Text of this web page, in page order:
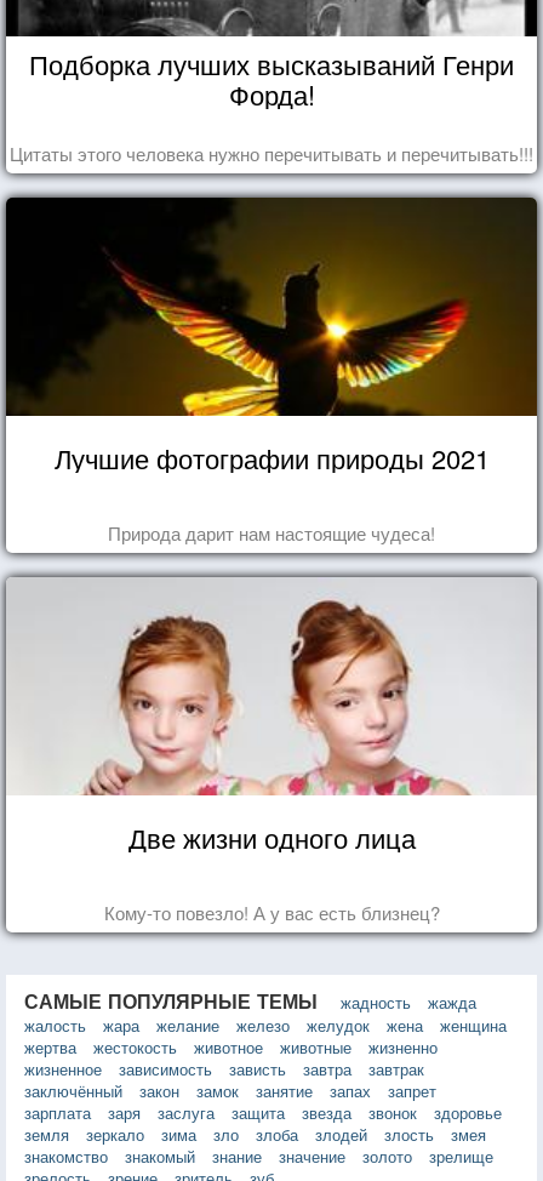
Подборка лучших высказываний Генри
Форда!
Цитаты этого человека нужно перечитывать и перечитывать!!!
Лучшие фотографии природы 2021
Природа дарит нам настоящие чудеса!
Две жизни одного лица
Кому-то повезло! А у вас есть близнец?
САМЫЕ ПОПУЛЯРНЫЕ ТЕМЫ жадность
жажда
жалость
жара желание железо желудок жена
женщина
жертва
жестокость животное животные
жизненно
жизненное
зависимость зависть завтра
завтрак
заключённый
закон замок занятие запах
запрет
зарплата
заря заслуга защита звезда звонок
здоровье
земля
зеркало зима зло злоба злодей злость
змея
знакомство
знакомый знание значение золото
зрелище